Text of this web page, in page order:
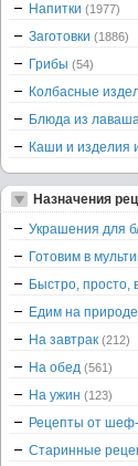
Напитки (1977)
Заготовки (1886)
Грибы (54)
Колбасные
Блюда из
Каши и изделия
Назначения
Украшения для
Готовим в
Быстро, просто,
Едим на природе
На завтрак (212)
На обед (561)
На ужин (123)
Рецепты от
Старинные